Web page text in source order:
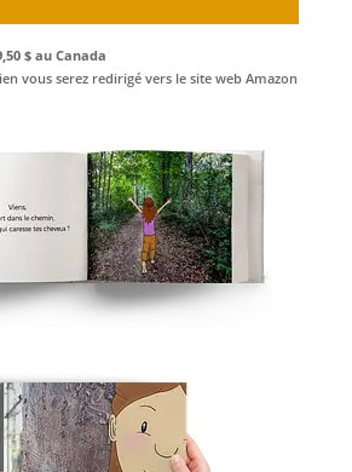
$ au Canada
vous serez redirigé vers le site web Amazon